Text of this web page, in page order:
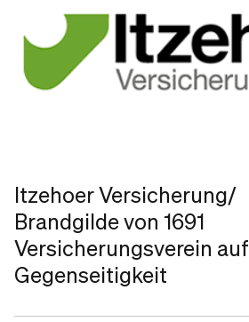
Itzehoer Versicherung/
Brandgilde von 1691
Versicherungsverein auf
Gegenseitigkeit